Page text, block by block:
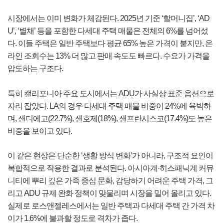
시장에서는 이미 변화가 체감된다. 2025년 기준 ‘할머니집’, ‘AD
U’, ‘별채’ 등을 포함한 다세대 주택 매물은 전체의 6%를 넘어섰
다. 이들 주택은 일반 주택보다 평균 65% 높은 가격이 붙지만, 온
라인 조회수는 13% 더 많고 판매 속도도 빠르다. 수요가 가격을
압도하는 구조다.
특히 캘리포니아 주요 도시에서는 ADU가 사실상 표준 옵션으로
자리 잡았다. LA의 경우 다세대 주택 매물 비중이 24%에 육박하
며, 샌디에고(22.7%), 샌호제(18%), 샌프란시스코(17.4%)도 높은
비중을 보이고 있다.
이 같은 현상은 단순한 ‘생활 방식 변화’가 아니라, 구조적 요인이
복합적으로 작용한 결과로 분석된다. 아시아계·히스패닉계 커뮤
니티에 뿌리 깊은 가족 중심 문화, 감당하기 어려운 주택 가격, 그
리고 ADU 규제 완화 정책이 맞물리며 시장을 밀어 올리고 있다.
실제로 로스앤젤레스에서는 일반 주택과 다세대 주택 간 가격 차
이가 1.6%에 불과할 정도로 격차가 좁다.